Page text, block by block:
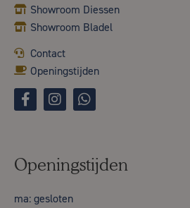
Showroom Diessen
Showroom Bladel
Contact
Openingstijden
Openingstijden
ma: gesloten